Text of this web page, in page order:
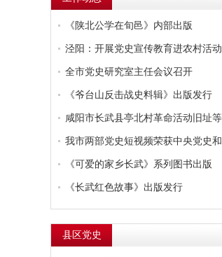
《陕北公学在旬邑》内部出版
泾阳：开展党史宣传教育进农村活动
全市党史研究室主任会议召开
《爷台山反击战史料辑》出版发行
《可爱的家乡长武》系列图书出版
《长武红色故事》出版发行
县区党史